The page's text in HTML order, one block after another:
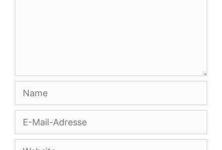
Adresse
Website